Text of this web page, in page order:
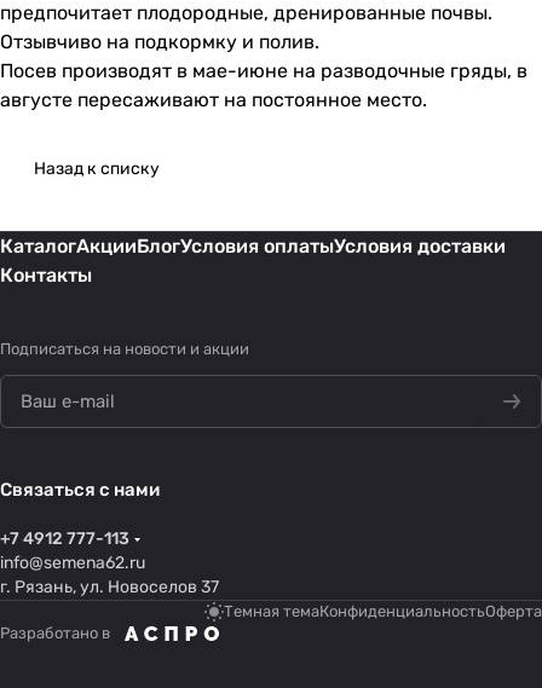
предпочитает плодородные, дренированные почвы.
Отзывчиво на подкормку и полив.
Посев производят в мае-июне на разводочные гряды, в
августе пересаживают на постоянное место.
Назад к списку
КаталогАкцииБлогУсловия оплатыУсловия доставки
Контакты
Подписаться на новости и акции
Связаться с нами
+7 4912 777-113
info@semena62.ru
г. Рязань, ул. Новоселов 37
Темная темаКонфиденциальностьОферта
Разработано в